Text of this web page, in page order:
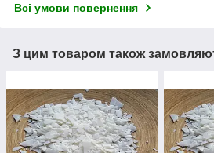
Всі умови повернення
З цим товаром також